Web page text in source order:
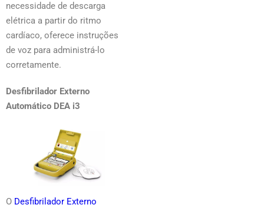
necessidade de descarga
elétrica a partir do ritmo
cardíaco, oferece instruções
de voz para administrá-lo
corretamente.
Desfibrilador Externo
Automático DEA i3
O Desfibrilador Externo